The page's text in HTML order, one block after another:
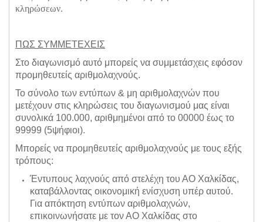
κληρώσεων.
ΠΩΣ ΣΥΜΜΕΤΕΧΕΙΣ
Στο διαγωνισμό αυτό μπορείς να συμμετάσχεις εφόσον
προμηθευτείς αριθμολαχνούς.
Το σύνολο των εντύπων & μη αριθμολαχνών που
μετέχουν στις κληρώσεις του διαγωνισμού μας είναι
συνολικά 100.000, αριθμημένοι από το 00000 έως το
99999 (5ψήφιοι).
Μπορείς να προμηθευτείς αριθμολαχνούς με τους εξής
τρόπους:
Έντυπους λαχνούς από στελέχη του ΑΟ Χαλκίδας,
καταβάλλοντας οικονομική ενίσχυση υπέρ αυτού.
Για απόκτηση εντύπων αριθμολαχνών,
επικοινωνήσατε με τον ΑΟ Χαλκίδας στο